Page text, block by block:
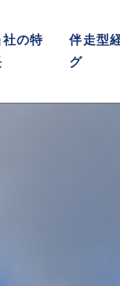
社の特
伴走型
グ